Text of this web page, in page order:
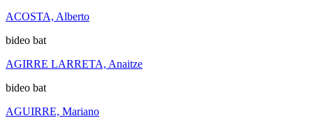
ACOSTA, Alberto
bideo bat
AGIRRE LARRETA, Anaitze
bideo bat
AGUIRRE, Mariano